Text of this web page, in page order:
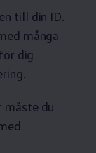
till din ID.
många
dig
måste du